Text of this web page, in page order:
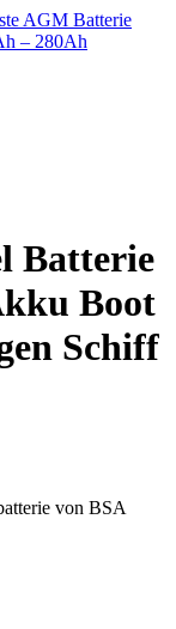
AGM Batterie
– 280Ah
Batterie
Boot
Schiff